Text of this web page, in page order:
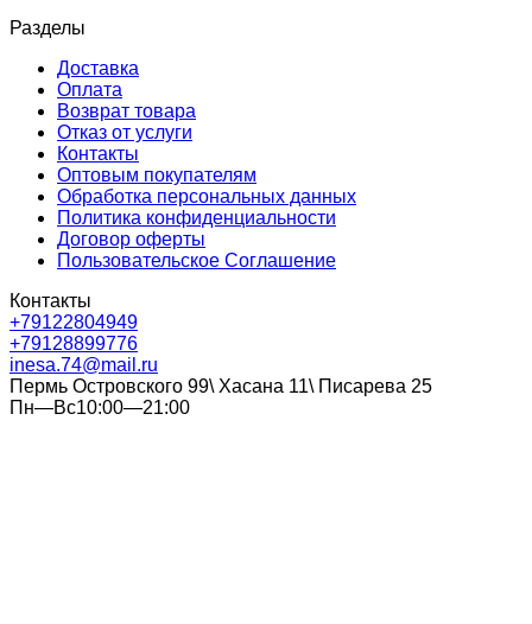
Разделы
Доставка
Оплата
Возврат товара
Отказ от услуги
Контакты
Оптовым покупателям
Обработка персональных данных
Политика конфиденциальности
Договор оферты
Пользовательское Соглашение
Контакты
+79122804949
+79128899776
inesa.74@mail.ru
Пермь Островского 99\ Хасана 11\ Писарева 25
Пн—Вс10:00—21:00